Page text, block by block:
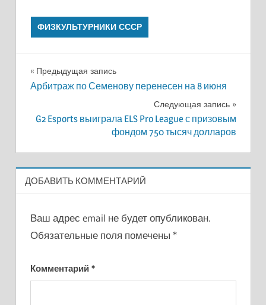
ФИЗКУЛЬТУРНИКИ СССР
Навигация
по
записям
Предыдущая запись
Арбитраж по Семенову перенесен на 8 июня
Следующая запись
G2 Esports выиграла ELS Pro League с призовым
фондом 750 тысяч долларов
ДОБАВИТЬ КОММЕНТАРИЙ
Ваш адрес email не будет опубликован.
Обязательные поля помечены *
Комментарий *